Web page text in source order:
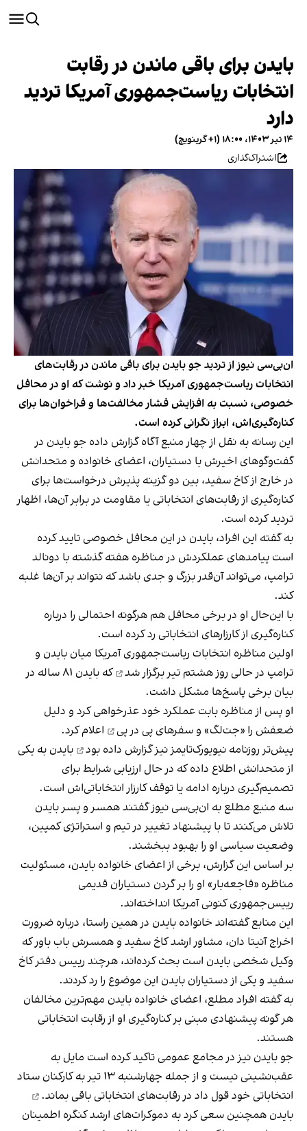
بایدن برای باقی ماندن در رقابت‌
انتخابات ریاست‌جمهوری آمریکا تردید
دارد
۱۴ تیر ۱۴۰۳، ۱۸:۰۰ (‎+۱ گرینویچ)
اشتراک‌گذاری
ان‌بی‌سی نیوز از تردید جو بایدن برای باقی ماندن در رقابت‌های
انتخابات ریاست‌جمهوری آمریکا خبر داد و نوشت که او در محافل
خصوصی، نسبت به افزایش فشار مخالفت‌ها و فراخوان‌ها برای
کناره‌گیری‌اش، ابراز نگرانی کرده است.
این رسانه به نقل از چهار منبع آگاهگزارش داده جو بایدن در
گفت‌وگوهای اخیرش با دستیاران، اعضای خانواده و متحدانش
در خارج از کاخ سفید، بین دو گزینه پذیرش درخواست‌ها برای
کناره‌گیری از رقابت‌های انتخاباتی یا مقاومت در برابر آن‌ها، اظهار
تردید کرده است.
به گفته این افراد، بایدن در این محافل خصوصی تایید کرده
است پیامدهای عملکردش در مناظره هفته گذشته با دونالد
ترامپ، می‌تواند آن‌قدر بزرگ و جدی باشد که نتواند بر آن‌ها غلبه
کند.
با این‌حال او در برخی محافل هم هرگونه احتمالی را درباره
کناره‌گیری از کارزارهای انتخاباتی رد کرده است.
اولین مناظره انتخابات ریاست‌جمهوری آمریکا میان بایدن و
ترامپ در حالی روز هشتم تیربرگزار شد
که بایدن ۸۱ ساله در
بیان برخی پاسخ‌ها مشکل داشت.
او پس از مناظره بابت عملکرد خود عذرخواهی کرد و دلیل
ضعفش را «جت‌لگ» و سفرهای پی در پی
اعلام کرد.
پیش‌تر روزنامه نیویورک‌تایمز نیزگزارش داده بود
بایدن به یکی
از متحدانش اطلاع داده که در حال ارزیابی شرایط برای
تصمیم‌گیری درباره ادامه یا توقف کارزار انتخاباتی‌اش است.
سه منبع مطلع به ان‌بی‌سی نیوز گفتند همسر و پسر بایدن
تلاش می‌کنند تا با پیشنهاد تغییر در تیم و استراتژی کمپین،
وضعیت سیاسی او را بهبود ببخشند.
بر اساس این گزارش، برخی از اعضای خانواده بایدن، مسئولیت
مناظره «فاجعه‌بار» او را بر گردن دستیاران قدیمی
رییس‌جمهوری کنونی آمریکا انداخته‌اند.
این منابع گفته‌اند خانواده بایدن در همین راستا، درباره ضرورت
اخراج آنیتا دان، مشاور ارشد کاخ سفید و همسرش باب باور که
وکیل شخصی بایدن است بحث کرده‌اند، هرچند رییس دفتر کاخ
سفید و یکی از دستیاران بایدن این موضوع را رد کردند.
به گفته افراد مطلع، اعضای خانواده بایدن مهم‌ترین مخالفان
هر گونه پیشنهادی مبنی بر کناره‌گیری او از رقابت انتخاباتی
هستند.
جو بایدن نیز در مجامع عمومی تاکید کرده است مایل به
عقب‌نشینی نیست و از جمله چهارشنبه ۱۳ تیر به کارکنان ستاد
انتخاباتی خود قول داد در رقابت‌های انتخاباتی باقی بماند.
بایدن همچنین سعی کرد به دموکرات‌های ارشد کنگره اطمینان